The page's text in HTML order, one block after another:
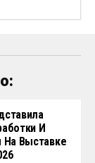
И
На Выставке